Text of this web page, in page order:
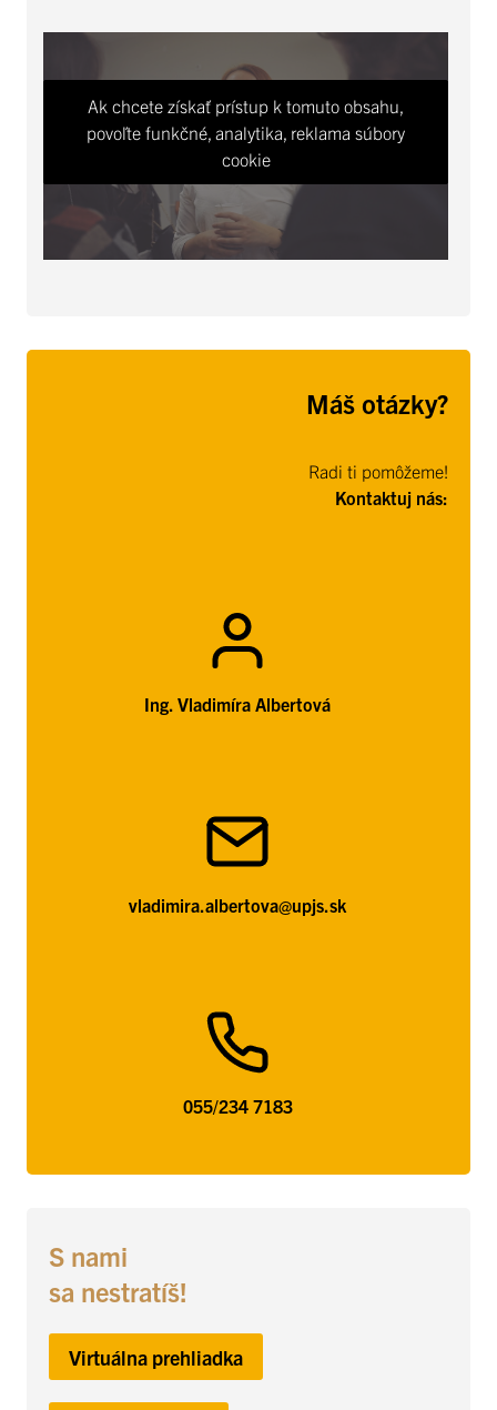
Ak chcete získať prístup k tomuto obsahu,
povoľte funkčné, analytika, reklama súbory
cookie
Máš otázky?
Radi ti pomôžeme!
Kontaktuj nás:
Ing. Vladimíra Albertová
vladimira.albertova@upjs.sk
055/234 7183
S nami
sa nestratíš!
Virtuálna prehliadka